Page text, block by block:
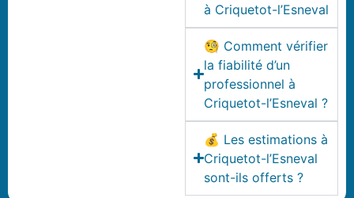
à Criquetot-l’Esneval
🧐 Comment vérifier
la fiabilité d’un
professionnel à
Criquetot-l’Esneval ?
💰 Les estimations à
Criquetot-l’Esneval
sont-ils offerts ?